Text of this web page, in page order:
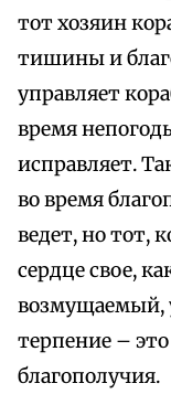
тот хозяин
тишины и
управляет
время
исправляет.
во время
ведет, но тот,
сердце свое,
возмущаемый,
терпение –
благополучия.